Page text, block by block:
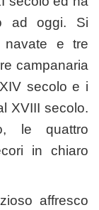
ad oggi. Si
e tre
campanaria
secolo e i
XVIII secolo.
le quattro
in chiaro
affresco